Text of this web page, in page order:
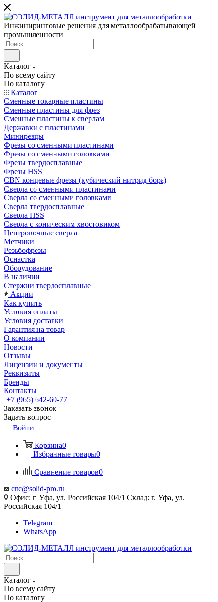
Инжиниринговые решения для металлообрабатывающей
промышленности
Каталог
По всему сайту
По каталогу
Каталог
Сменные токарные пластины
Сменные пластины для фрез
Сменные пластины к сверлам
Державки с пластинами
Минирезцы
Фрезы со сменными пластинами
Фрезы со сменными головками
Фрезы твердосплавные
Фрезы HSS
CBN концевые фрезы (кубический нитрид бора)
Сверла со сменными пластинами
Сверла со сменными головками
Сверла твердосплавные
Сверла HSS
Сверла с коническим хвостовиком
Центровочные сверла
Метчики
Резьбофрезы
Оснастка
Оборудование
В наличии
Стержни твердосплавные
Акции
Как купить
Условия оплаты
Условия доставки
Гарантия на товар
О компании
Новости
Отзывы
Лицензии и документы
Реквизиты
Бренды
Контакты
+7 (965) 642-60-77
Заказать звонок
Задать вопрос
Войти
Корзина0
Избранные товары0
Сравнение товаров0
cnc@solid-pro.ru
Офис: г. Уфа, ул. Российская 104/1 Склад: г. Уфа, ул.
Российская 104/1
Telegram
WhatsApp
Каталог
По всему сайту
По каталогу